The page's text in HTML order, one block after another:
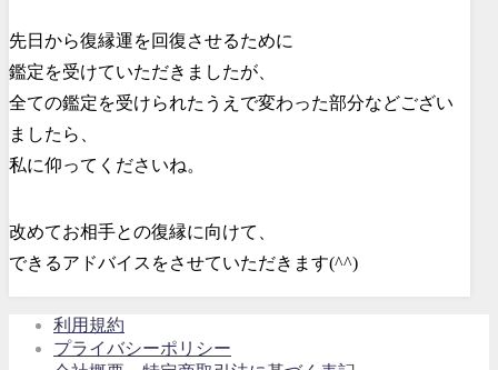
先日から復縁運を回復させるために
鑑定を受けていただきましたが、
全ての鑑定を受けられたうえで変わった部分などござい
ましたら、
私に仰ってくださいね。
改めてお相手との復縁に向けて、
できるアドバイスをさせていただきます(^^)
利用規約
プライバシーポリシー